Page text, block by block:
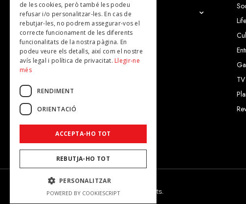
El Grup
Contacte
Subscripcions
Publicitat
TV
© 2026 - Dona Secret - Tots els drets reservats.
de les cookies, però també les podeu
refusar i/o personalitzar-les. En cas de
rebutjar-les, no podrem assegurar-vos el
correcte funcionament de les diferents
funcionalitats de la nostra pàgina. En
podeu veure els detalls, així com el nostre
avís legal i política de privacitat. Llegir-ne
més
RENDIMENT
ORIENTACIÓ
ACCEPTA-HO TOT
REBUTJA-HO TOT
PERSONALITZAR
POWERED BY COOKIESCRIPT